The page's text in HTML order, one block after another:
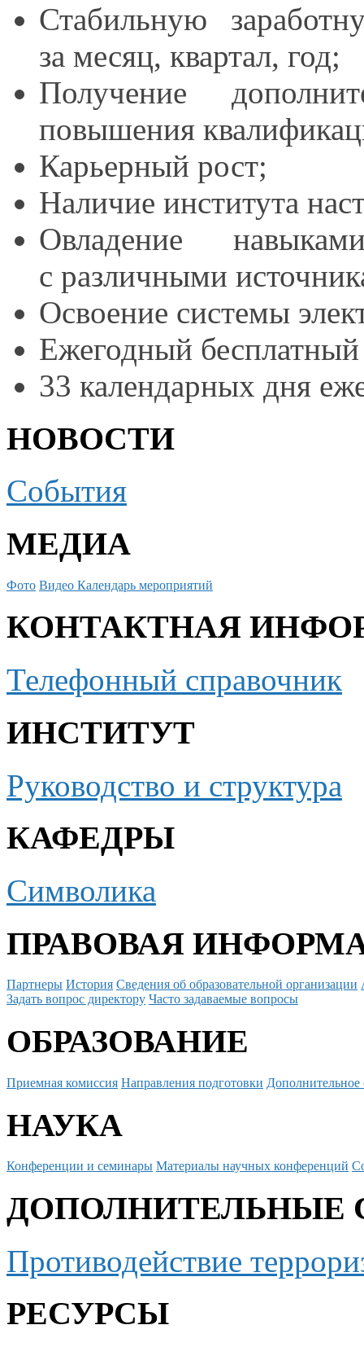
Стабильную
за месяц, квартал, год;
Получение
повышения
Карьерный рост;
Наличие института
Овладение
с различными
Освоение системы
Ежегодный
33 календарных дня
НОВОСТИ
События
МЕДИА
Фото Видео Календарь мероприятий
КОНТАКТНАЯ
Телефонный справочник
ИНСТИТУТ
Руководство и структура
КАФЕДРЫ
Символика
ПРАВОВАЯ
Партнеры История Сведения об образовательной организации
Задать вопрос директору Часто задаваемые вопросы
ОБРАЗОВАНИЕ
Приемная комиссия Направления подготовки Дополнительное
НАУКА
Конференции и семинары Материалы научных конференций
ДОПОЛНИТЕЛЬНЫЕ
Противодействие
РЕСУРСЫ